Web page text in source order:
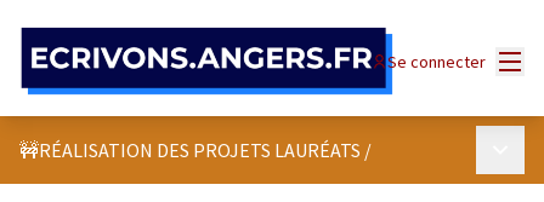
Se connecter
🚧RÉALISATION DES PROJETS LAURÉATS /